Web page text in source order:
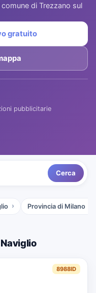
di Trezzano sul
gratuito
pubblicitarie
Cerca
Provincia di Milano
Naviglio
8988ID